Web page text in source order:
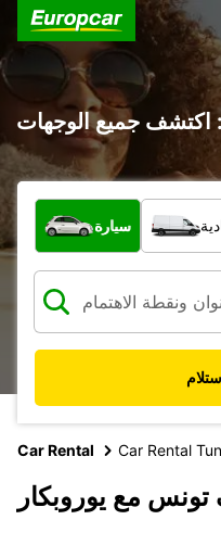
اكتشف جميع الوجهات
ما نوع المركبة؟
سيارة
Car Rental Car Rental
مع يوروبكار